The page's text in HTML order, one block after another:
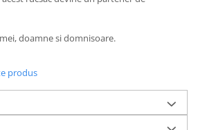
doamne si domnisoare.
produs